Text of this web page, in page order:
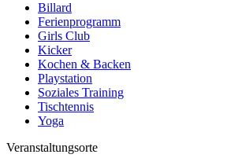
Billard
Ferienprogramm
Girls Club
Kicker
Kochen & Backen
Playstation
Soziales Training
Tischtennis
Yoga
Veranstaltungsorte